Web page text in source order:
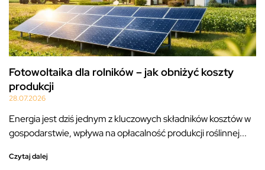
Fotowoltaika dla rolników – jak obniżyć koszty
produkcji
28.07.2026
Energia jest dziś jednym z kluczowych składników kosztów w
gospodarstwie, wpływa na opłacalność produkcji roślinnej...
Czytaj dalej